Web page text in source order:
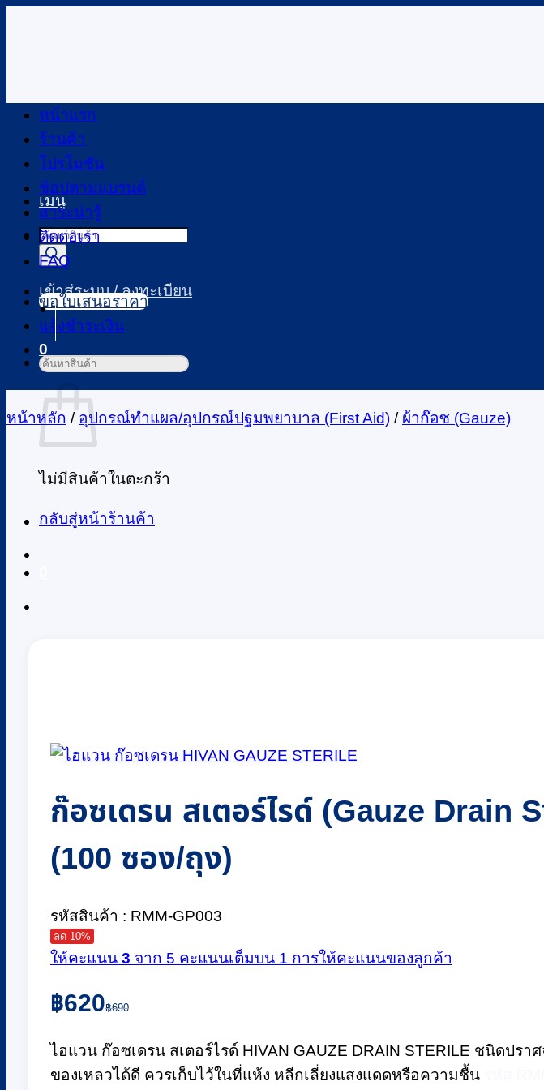
เมนู
Products
search
เข้าสู่ระบบ / ลงทะเบียน
0
ตะกร้าสินค้า
ไม่มีสินค้าในตะกร้า
กลับสู่หน้าร้านค้า
หน้าแรก
ร้านค้า
โปรโมชัน
ช้อปตามแบรนด์
สาระน่ารู้
ติดต่อเรา
FAQ
ขอใบเสนอราคา
แจ้งชำระเงิน
ค้นหา:
หน้าหลัก / อุปกรณ์ทำแผล/อุปกรณ์ปฐมพยาบาล (First Aid) / ผ้าก๊อซ (Gauze)
ก๊อซเดรน สเตอร์ไรด์ (Gauze Drain
(100 ซอง/ถุง)
รหัสสินค้า : RMM-GP003
ลด 10%
ให้คะแนน 3 จาก 5 คะแนนเต็มบน 1 การให้คะแนนของลูกค้า
฿690
Original
price
฿690.
฿620
Current
price
฿620.
ไฮแวน ก๊อซเดรน สเตอร์ไรด์ HIVAN GAUZE DRAIN STERILE ชนิดป
ของเหลวได้ดี ควรเก็บไว้ในที่แห้ง หลีกเลี่ยงแสงแดดหรือความชื้น